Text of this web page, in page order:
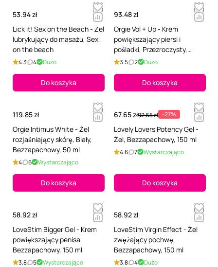
53.94 zł
Lick it! Sex on the Beach - Żel
lubrykujący do masażu, Sex
on the beach
4.3 4 Dużo
Do koszyka
93.48 zł
Orgie Vol + Up - Krem
powiększający piersi i
pośladki, Przezroczysty,
Bezzapachowy, 50 ml
3.5 2 Dużo
Do koszyka
119.85 zł
Orgie Intimus White - Żel
rozjaśniający skórę, Biały,
Bezzapachowy, 50 ml
4 6 Wystarczająco
Do koszyka
67.65 zł92.55 zł -27%
Lovely Lovers Potency Gel -
Żel, Bezzapachowy, 150 ml
4.6 7 Wystarczająco
Do koszyka
58.92 zł
LoveStim Bigger Gel - Krem
powiększający penisa,
Bezzapachowy, 150 ml
3.8 5 Wystarczająco
58.92 zł
LoveStim Virgin Effect - Żel
zwężający pochwę,
Bezzapachowy, 150 ml
3.8 4 Dużo